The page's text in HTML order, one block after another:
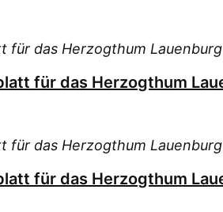
für das Herzogthum Lauenburg
für das Herzogthum
für das Herzogthum Lauenburg
für das Herzogthum